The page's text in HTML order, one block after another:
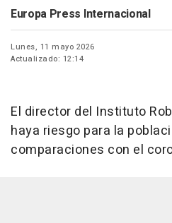
Europa Press Internacional
Lunes, 11 mayo 2026
Actualizado: 12:14
El director del Instituto
haya riesgo para la
comparaciones con el